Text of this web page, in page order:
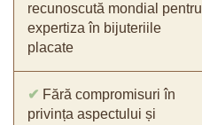
recunoscută mondial pentru
expertiza în bijuteriile
placate
✔ Fără compromisuri în
privința aspectului și